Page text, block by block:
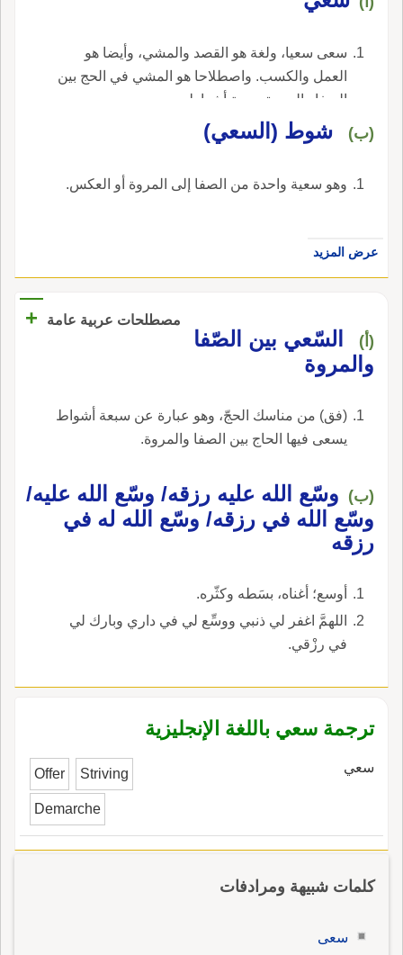
سعى سعيا، ولغة هو القصد والمشي، وأيضا هو
العمل والكسب. واصطلاحا هو المشي في الحج بين
الصفا والمروة سبعة أشواط.
(ب) ‏شوط (السعي)‏
‏وهو سعية واحدة من الصفا إلى المروة أو العكس‏.
عرض المزيد
مصطلحات عربية عامة +
(أ)
السّعي بين الصّفا
والمروة
(فق) من مناسك الحجّ، وهو عبارة عن سبعة أشواط
يسعى فيها الحاج بين الصفا والمروة.
(ب) وسّع الله عليه رزقه/ وسّع الله عليه/
وسّع الله في رزقه/ وسّع الله له في
رزقه
أوسع؛ أغناه، بسَطه وكثّره.
اللهمَّ اغفر لي ذنبي ووسِّع لي في داري وبارك لي
في رزْقي.
ترجمة سعي باللغة الإنجليزية
سعي Offer Striving
Demarche
كلمات شبيهة ومرادفات
سعى